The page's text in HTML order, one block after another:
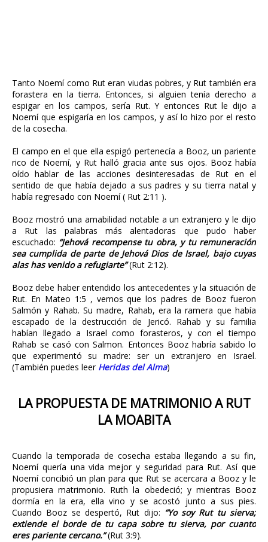
Tanto Noemí como Rut eran viudas pobres, y Rut también era
forastera en la tierra. Entonces, si alguien tenía derecho a
espigar en los campos, sería Rut. Y entonces Rut le dijo a
Noemí que espigaría en los campos, y así lo hizo por el resto
de la cosecha.
El campo en el que ella espigó pertenecía a Booz, un pariente
rico de Noemí, y Rut halló gracia ante sus ojos. Booz había
oído hablar de las acciones desinteresadas de Rut en el
sentido de que había dejado a sus padres y su tierra natal y
había regresado con Noemí ( Rut 2:11 ).
Booz mostró una amabilidad notable a un extranjero y le dijo
a Rut las palabras más alentadoras que pudo haber
escuchado: “Jehová recompense tu obra, y tu remuneración
sea cumplida de parte de Jehová Dios de Israel, bajo cuyas
alas has venido a refugiarte”(Rut 2:12).
Booz debe haber entendido los antecedentes y la situación de
Rut. En Mateo 1:5 , vemos que los padres de Booz fueron
Salmón y Rahab. Su madre, Rahab, era la ramera que había
escapado de la destrucción de Jericó. Rahab y su familia
habían llegado a Israel como forasteros, y con el tiempo
Rahab se casó con Salmon. Entonces Booz habría sabido lo
que experimentó su madre: ser un extranjero en Israel.
(También puedes leer Heridas del Alma)
LA PROPUESTA DE MATRIMONIO A RUT
LA MOABITA
Cuando la temporada de cosecha estaba llegando a su fin,
Noemí quería una vida mejor y seguridad para Rut. Así que
Noemí concibió un plan para que Rut se acercara a Booz y le
propusiera matrimonio. Ruth la obedeció; y mientras Booz
dormía en la era, ella vino y se acostó junto a sus pies.
Cuando Booz se despertó, Rut dijo: “Yo soy Rut tu sierva;
extiende el borde de tu capa sobre tu sierva, por cuanto
eres pariente cercano.”(Rut 3:9).